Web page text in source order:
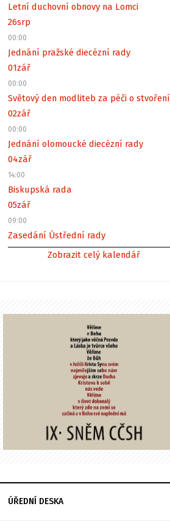
Letní duchovní obnovy na Lomci
26srp
00:00
Jednání pražské diecézní rady
01zář
00:00
Světový den modliteb za péči o stvoření
02zář
00:00
Jednání olomoucké diecézní rady
04zář
14:00
Biskupská rada
05zář
09:00
Zasedání Ústřední rady
Zobrazit celý kalendář
ÚŘEDNÍ DESKA